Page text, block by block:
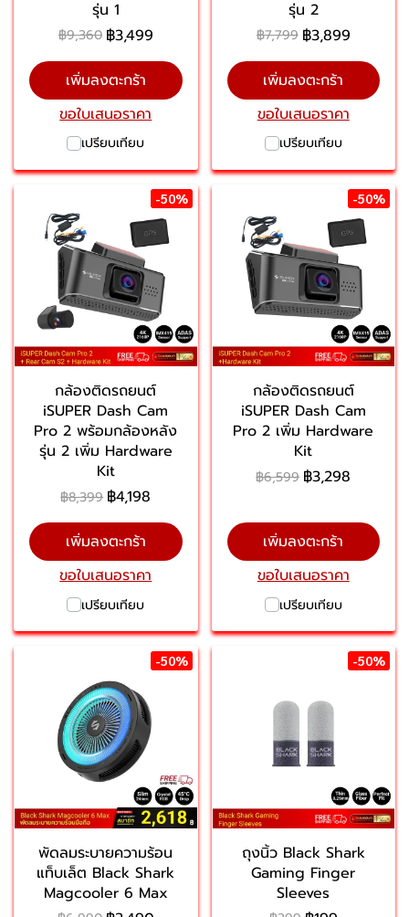
รุ่น 1
฿9,360 ฿3,499
เพิ่มลงตะกร้า
ขอใบเสนอราคา
เปรียบเทียบ
รุ่น 2
฿7,799 ฿3,899
เพิ่มลงตะกร้า
ขอใบเสนอราคา
เปรียบเทียบ
-50%
กล้องติดรถยนต์
iSUPER Dash Cam
Pro 2 พร้อมกล้องหลัง
รุ่น 2 เพิ่ม Hardware
Kit
฿8,399 ฿4,198
เพิ่มลงตะกร้า
ขอใบเสนอราคา
เปรียบเทียบ
-50%
กล้องติดรถยนต์
iSUPER Dash Cam
Pro 2 เพิ่ม Hardware
Kit
฿6,599 ฿3,298
เพิ่มลงตะกร้า
ขอใบเสนอราคา
เปรียบเทียบ
-50%
พัดลมระบายความร้อน
แท็บเล็ต Black Shark
Magcooler 6 Max
-50%
ถุงนิ้ว Black Shark
Gaming Finger
Sleeves